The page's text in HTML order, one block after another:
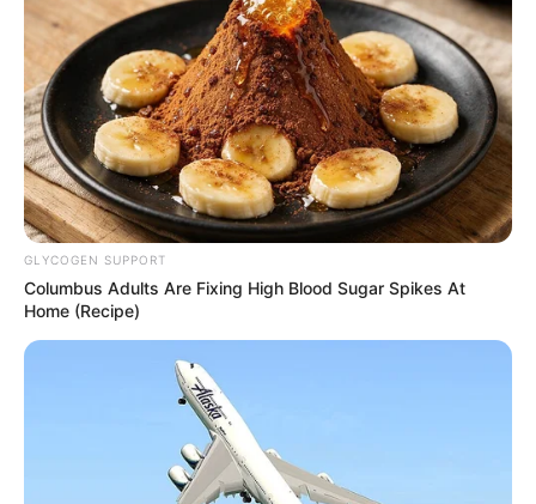
GLYCOGEN SUPPORT
Columbus Adults Are Fixing High Blood Sugar Spikes At
Home (Recipe)